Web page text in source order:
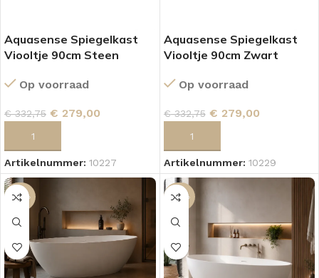
Aquasense Spiegelkast
Viooltje 90cm Steen
Op voorraad
€332,75 € 279,00
Artikelnummer: 10227
Aquasense Spiegelkast
Viooltje 90cm Zwart
Op voorraad
€332,75 € 279,00
Artikelnummer: 10229
-46% -44%